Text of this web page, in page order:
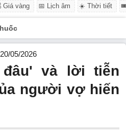
Giá vàng 📅 Lịch âm ☀️ Thời tiết
05/2026
và lời tiễn
người vợ hiến